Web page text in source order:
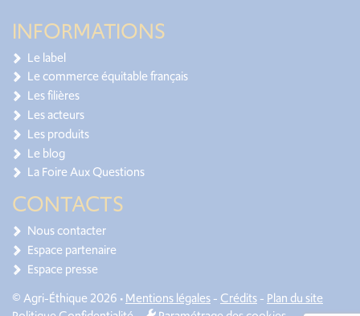
INFORMATIONS
Le label
Le commerce équitable français
Les filières
Les acteurs
Les produits
Le blog
La Foire Aux Questions
CONTACTS
Nous contacter
Espace partenaire
Espace presse
© Agri-Éthique 2026 •Mentions légales- Crédits- Plan du site